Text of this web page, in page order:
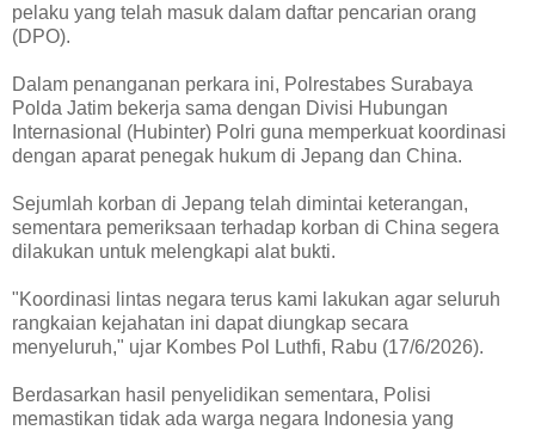
pelaku yang telah masuk dalam daftar pencarian orang
(DPO).
Dalam penanganan perkara ini, Polrestabes Surabaya
Polda Jatim bekerja sama dengan Divisi Hubungan
Internasional (Hubinter) Polri guna memperkuat koordinasi
dengan aparat penegak hukum di Jepang dan China.
Sejumlah korban di Jepang telah dimintai keterangan,
sementara pemeriksaan terhadap korban di China segera
dilakukan untuk melengkapi alat bukti.
"Koordinasi lintas negara terus kami lakukan agar seluruh
rangkaian kejahatan ini dapat diungkap secara
menyeluruh," ujar Kombes Pol Luthfi, Rabu (17/6/2026).
Berdasarkan hasil penyelidikan sementara, Polisi
memastikan tidak ada warga negara Indonesia yang